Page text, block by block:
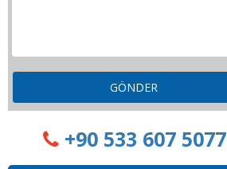
GÖNDER
+90 533 607 5077